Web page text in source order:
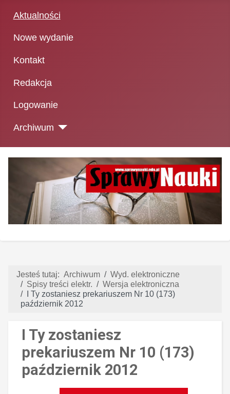
Aktualności
Nowe wydanie
Kontakt
Redakcja
Logowanie
Archiwum
Jesteś tutaj: Archiwum
Wyd. elektroniczne
Spisy treści elektr.
Wersja elektroniczna
I Ty zostaniesz prekariuszem Nr 10 (173)
październik 2012
I Ty zostaniesz
prekariuszem Nr 10 (173)
październik 2012